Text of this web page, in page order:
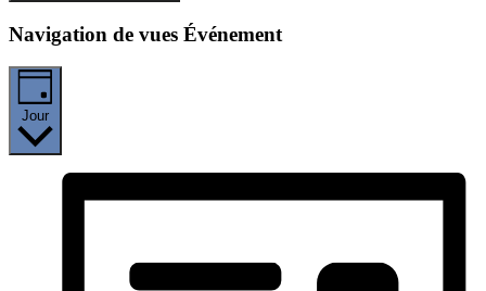
Navigation de vues Événement
Jour